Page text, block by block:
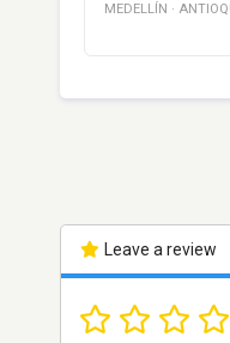
MEDELLÍN ·
Leave a review